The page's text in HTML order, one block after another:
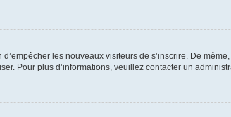
les nouveaux visiteurs de s’inscrire. De
Pour plus d’informations, veuillez contacter un